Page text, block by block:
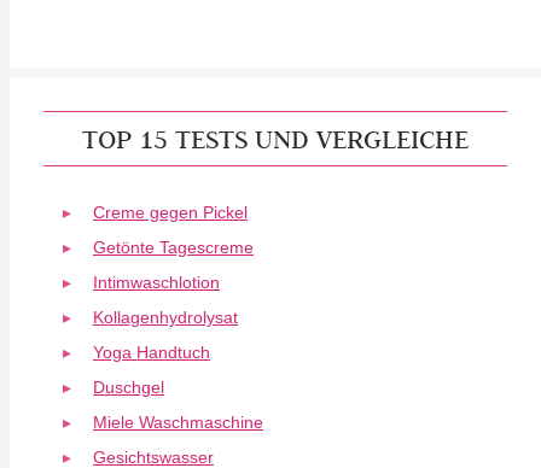
TOP 15 TESTS UND VERGLEICHE
Creme gegen Pickel
Getönte Tagescreme
Intimwaschlotion
Kollagenhydrolysat
Yoga Handtuch
Duschgel
Miele Waschmaschine
Gesichtswasser